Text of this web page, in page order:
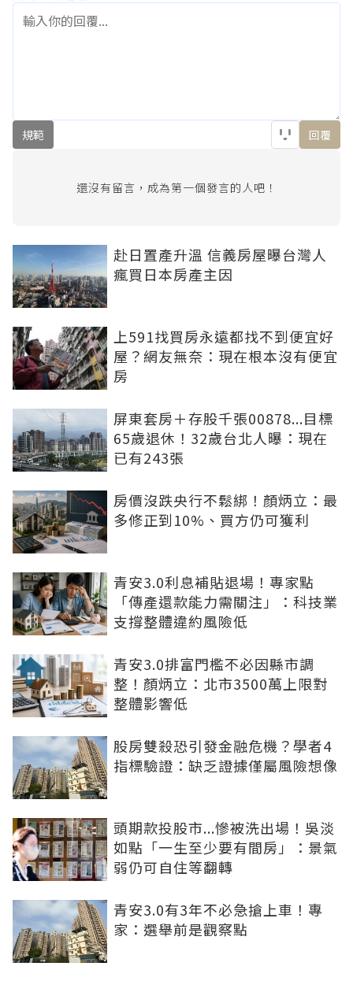
規範 回覆
還沒有留言，成為第一個發言的人吧！
赴日置產升溫 信義房屋曝台灣人
瘋買日本房產主因
上591找買房永遠都找不到便宜好
屋？網友無奈：現在根本沒有便宜
房
屏東套房＋存股千張00878...目標
65歲退休！32歲台北人曝：現在
已有243張
房價沒跌央行不鬆綁！顏炳立：最
多修正到10%、買方仍可獲利
青安3.0利息補貼退場！專家點
「傳產還款能力需關注」：科技業
支撐整體違約風險低
青安3.0排富門檻不必因縣市調
整！顏炳立：北市3500萬上限對
整體影響低
股房雙殺恐引發金融危機？學者4
指標驗證：缺乏證據僅屬風險想像
頭期款投股市...慘被洗出場！吳淡
如點「一生至少要有間房」：景氣
弱仍可自住等翻轉
青安3.0有3年不必急搶上車！專
家：選舉前是觀察點